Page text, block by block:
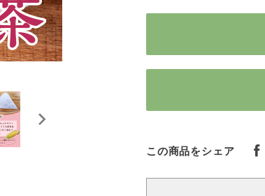
この商品をシェア